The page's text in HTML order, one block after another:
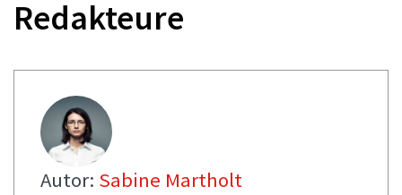
Redakteure
Autor: Sabine Martholt